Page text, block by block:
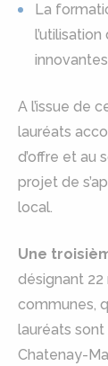
La
A l’issue de
lauréats
d’offre et au
projet de
local.
Une
désignant
communes,
lauréats sont
Chatenay-